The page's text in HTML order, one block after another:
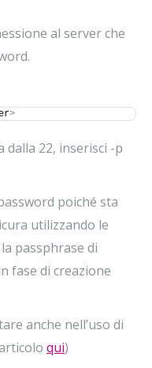
al server che
>
dalla 22, inserisci -p
poiché sta
utilizzando le
passphrase di
fase di creazione
anche nell’uso di
qui)